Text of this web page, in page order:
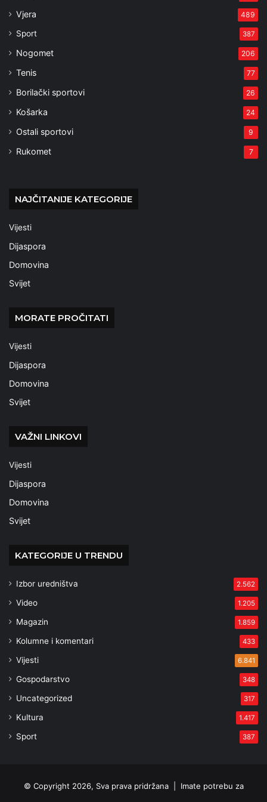
Vjera 489
Sport 387
Nogomet 206
Tenis 77
Borilački sportovi 26
Košarka 24
Ostali sportovi 9
Rukomet 7
NAJČITANIJE KATEGORIJE
Vijesti
Dijaspora
Domovina
Svijet
MORATE PROČITATI
Vijesti
Dijaspora
Domovina
Svijet
VAŽNI LINKOVI
Vijesti
Dijaspora
Domovina
Svijet
KATEGORIJE U TRENDU
Izbor uredništva 2.562
Video 1.205
Magazin 1.859
Kolumne i komentari 433
Vijesti 6.841
Gospodarstvo 348
Uncategorized 317
Kultura 1.417
Sport 387
© Copyright 2026, Sva prava pridržana | Imate potrebu za